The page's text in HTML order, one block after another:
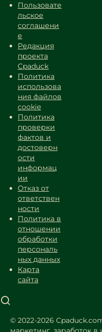
Пользовате
льское
соглашени
е
Редакция
проекта
Cpaduck
Политика
использова
ния файлов
cookie
Политика
проверки
фактов и
достоверн
ости
информац
ии
Отказ от
ответствен
ности
Политика в
отношении
обработки
персональ
ных данных
Карта
сайта
© 2022-2026